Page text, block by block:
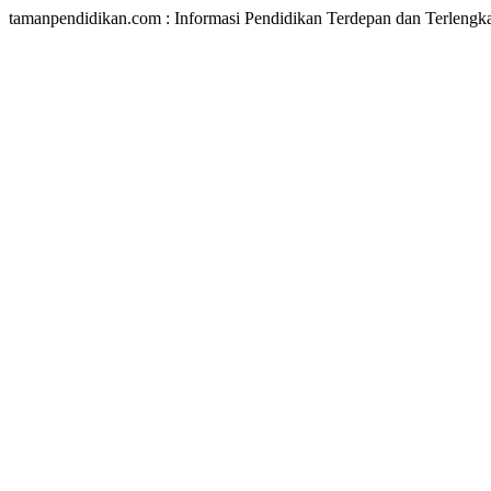
tamanpendidikan.com : Informasi Pendidikan Terdepan dan